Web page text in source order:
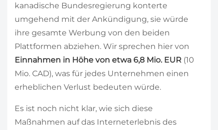
kanadische Bundesregierung konterte
umgehend mit der Ankündigung, sie würde
ihre gesamte Werbung von den beiden
Plattformen abziehen. Wir sprechen hier von
Einnahmen in Höhe von etwa 6,8 Mio. EUR (10
Mio. CAD), was für jedes Unternehmen einen
erheblichen Verlust bedeuten würde.
Es ist noch nicht klar, wie sich diese
Maßnahmen auf das Interneterlebnis des